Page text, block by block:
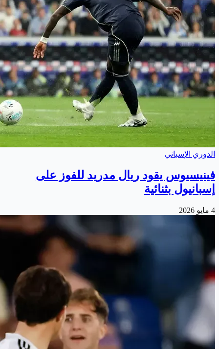
الدوري الإسباني
فينيسيوس يقود ريال مدريد للفوز على
إسبانيول بثنائية
4 مايو 2026